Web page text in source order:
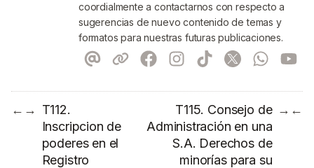
coordialmente a contactarnos con respecto a
sugerencias de nuevo contenido de temas y
formatos para nuestras futuras publicaciones.
← → T112.
Inscripcion de
poderes en el
Registro
T115. Consejo de
Administración en una
S.A. Derechos de
minorías para su
→ ←